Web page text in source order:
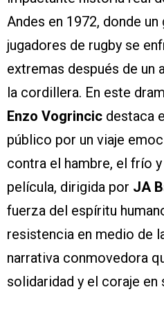
Andes en 1972, donde
jugadores de rugby se
extremas después de un
la cordillera. En este
Enzo Vogrincic destaca
público por un viaje
contra el hambre, el frío
película, dirigida por JA
fuerza del espíritu
resistencia en medio de
narrativa conmovedora
solidaridad y el coraje